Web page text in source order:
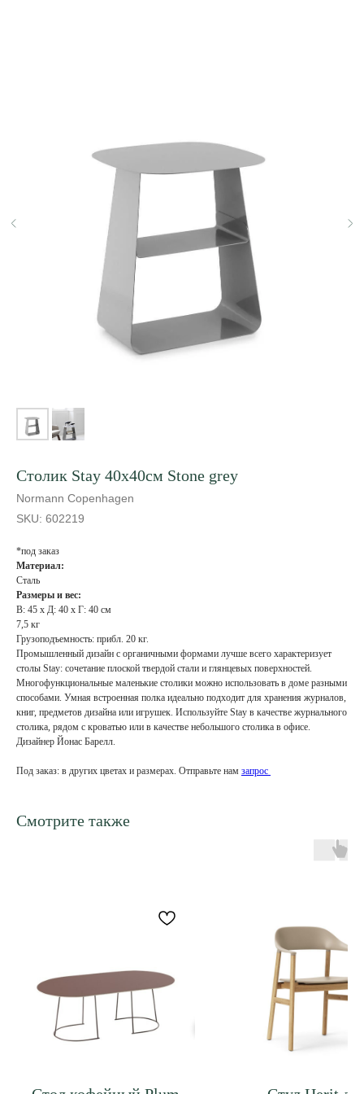
Столик Stay 40x40см Stone grey
Normann Copenhagen
SKU: 602219
*под заказ
Материал:
Сталь
Размеры и вес:
В: 45 x Д: 40 x Г: 40 см
7,5 кг
Грузоподъемность: прибл. 20 кг.
Промышленный дизайн с органичными формами лучше всего характеризует
столы Stay: сочетание плоской твердой стали и глянцевых поверхностей.
Многофункциональные маленькие столики можно использовать в доме разными
способами. Умная встроенная полка идеально подходит для хранения журналов,
книг, предметов дизайна или игрушек. Используйте Stay в качестве журнального
столика, рядом с кроватью или в качестве небольшого столика в офисе.
Дизайнер Йонас Барелл.
Под заказ: в других цветах и размерах. Отправьте нам запрос
Смотрите также